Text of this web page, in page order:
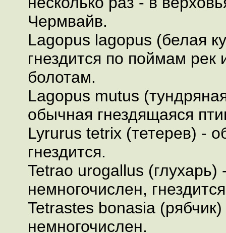
Чермвайв.
Lagopus lagopus (белая
гнездится по поймам рек
болотам.
Lagopus mutus
обычная гнездящаяся
Lyrurus tetrix (тетерев) -
гнездится.
Tetrao urogallus (глухарь)
немногочислен,
Tetrastes bоnasia
немногочислен.